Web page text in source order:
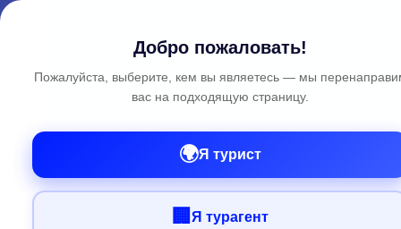
Добро пожаловать!
Пожалуйста, выберите, кем вы являетесь — мы
вас на подходящую страницу.
🌍Я турист
🏢 Я турагент